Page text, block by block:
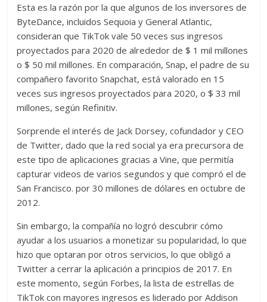
Esta es la razón por la que algunos de los inversores de
ByteDance, incluidos Sequoia y General Atlantic,
consideran que TikTok vale 50 veces sus ingresos
proyectados para 2020 de alrededor de $ 1 mil millones
o $ 50 mil millones. En comparación, Snap, el padre de su
compañero favorito Snapchat, está valorado en 15
veces sus ingresos proyectados para 2020, o $ 33 mil
millones, según Refinitiv.
Sorprende el interés de Jack Dorsey, cofundador y CEO
de Twitter, dado que la red social ya era precursora de
este tipo de aplicaciones gracias a Vine, que permitía
capturar videos de varios segundos y que compró el de
San Francisco. por 30 millones de dólares en octubre de
2012.
Sin embargo, la compañía no logró descubrir cómo
ayudar a los usuarios a monetizar su popularidad, lo que
hizo que optaran por otros servicios, lo que obligó a
Twitter a cerrar la aplicación a principios de 2017. En
este momento, según Forbes, la lista de estrellas de
TikTok con mayores ingresos es liderado por Addison